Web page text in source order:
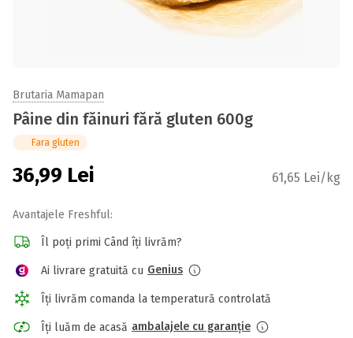
Brutaria Mamapan
Pâine din făinuri fără gluten 600g
Fara gluten
36,99 Lei 61,65 Lei/kg
Avantajele Freshful:
Îl poți primi Când îți livrăm?
Ai livrare gratuită cu Genius
Îți livrăm comanda la temperatură controlată
Îți luăm de acasă ambalajele cu garanție